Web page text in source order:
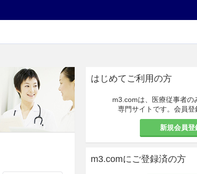
はじめてご利用の方
m3.comは、医療従事者の
専門サイトです。会員登
新規会員登
m3.comにご登録済の方